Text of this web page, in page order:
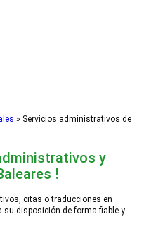
» Servicios administrativos de
y
!
citas o traducciones en
su disposición de forma fiable y